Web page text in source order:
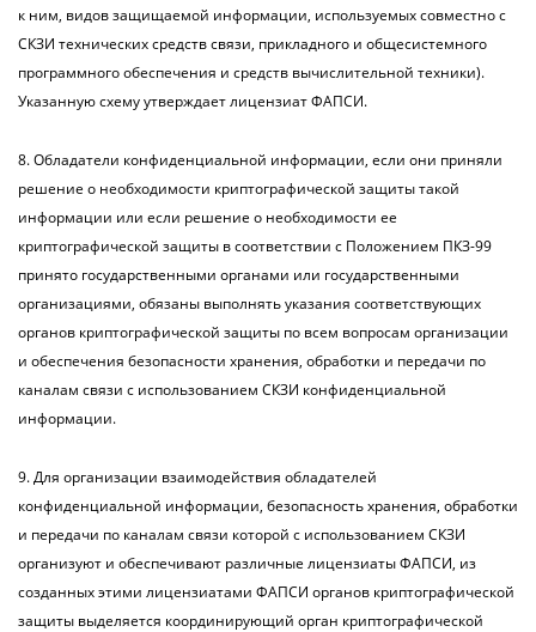
к ним, видов защищаемой информации, используемых совместно с
СКЗИ технических средств связи, прикладного и общесистемного
программного обеспечения и средств вычислительной техники).
Указанную схему утверждает лицензиат ФАПСИ.
8. Обладатели конфиденциальной информации, если они приняли
решение о необходимости криптографической защиты такой
информации или если решение о необходимости ее
криптографической защиты в соответствии с Положением ПКЗ-99
принято государственными органами или государственными
организациями, обязаны выполнять указания соответствующих
органов криптографической защиты по всем вопросам организации
и обеспечения безопасности хранения, обработки и передачи по
каналам связи с использованием СКЗИ конфиденциальной
информации.
9. Для организации взаимодействия обладателей
конфиденциальной информации, безопасность хранения, обработки
и передачи по каналам связи которой с использованием СКЗИ
организуют и обеспечивают различные лицензиаты ФАПСИ, из
созданных этими лицензиатами ФАПСИ органов криптографической
защиты выделяется координирующий орган криптографической